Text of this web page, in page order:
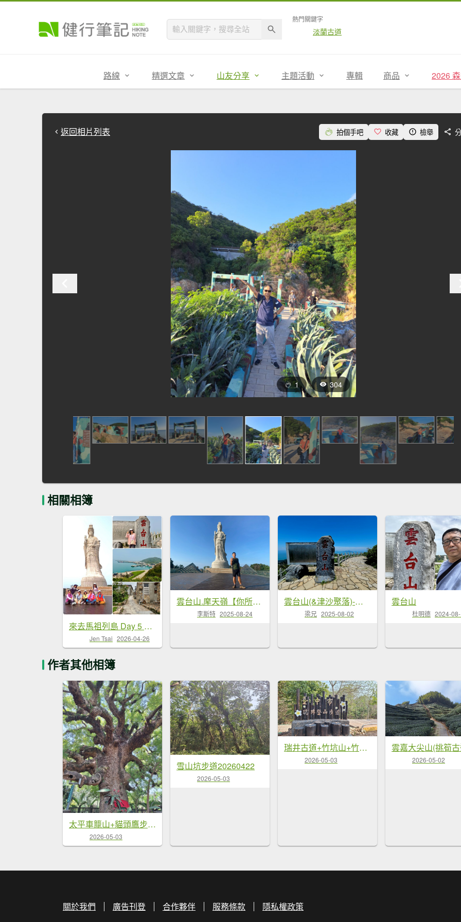
熱門關鍵字
淡蘭古道
路線 精選文章 山友分享 主題活動 專輯 商品 2026
返回相片列表 拍個手吧 收藏 檢舉
1 304
相關相簿
來去馬祖列島 Day 5 北竿 南竿/雲台山 小百岳#98 媽祖巨神像
Jen Tsai 2026-04-26
雲台山.摩天嶺【你所不知道的馬祖南竿島】
李斯特 2025-08-24
雲台山(&津沙聚落)-小百岳#98-連江縣南竿鄉
梁兄 2025-08-02
雲台山
杜明德 2024-
作者其他相簿
太平車籠山+貓頭鷹步道+番子路山+豬槽山20260502
2026-05-03
雪山坑步道20260422
2026-05-03
瑞井古道+竹坑山+竹坑南寮步道20260328
2026-05-03 2026-05-02
關於我們 廣告刊登 合作夥伴 服務條款 隱私權政策